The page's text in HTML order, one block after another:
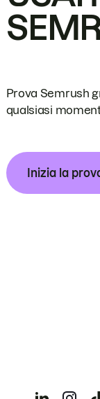
Prova Semrush
qualsiasi
Inizia la